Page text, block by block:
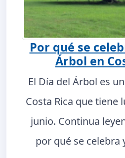
Por qué se
Árbol en
El Día del Árbol es
Costa Rica que tiene
junio. Continua
por qué se celebra